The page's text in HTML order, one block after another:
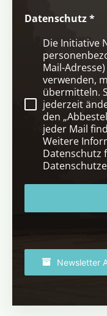
Datenschutz*
Die Initiative
Mail-
verwenden,
übermitteln.
jederzeit
den
jeder Mail
Weitere
Datenschutz
Newsletter